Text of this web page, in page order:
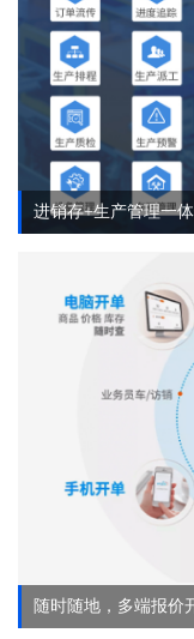
进销存+生产管理一
随时随地，多端报价